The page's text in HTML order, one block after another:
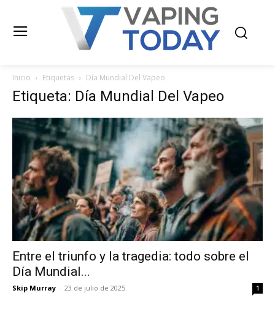
Inicio Etiquetas Día Mundial Del Vapeo
Etiqueta: Día Mundial Del Vapeo
Entre el triunfo y la tragedia: todo sobre el
Día Mundial...
Skip Murray - 23 de julio de 2025 1